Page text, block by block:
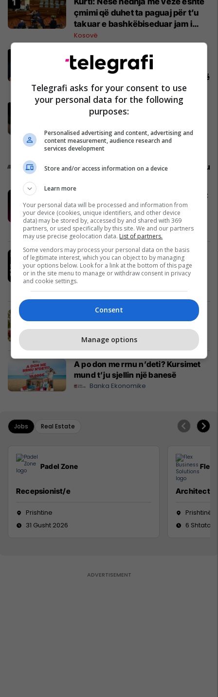
çmimi që duhet ta paguaj për t’u
takuar e bashkëbiseduar jam i
lumtur ta bëj këtë
Kosovë
Kurti pas takimit me Abdixhikun:
Kemi dallim drastik mes rezultatit
zgjedhor dhe kërkesave të LDK-së
Politikë
Deda: Nëse deri nesër nuk
konstituohet Kuvendi, të gjithë
deputetët do të bëjnë shkelje të
rëndë kushtetuese
Politikë
Promo Reklamo këtu
Konkurset e javës në Telegrafi Jobs:
Mundësi të reja për zhvillimin tuaj
profesional
Telegrafi Jobs
IPKO, Sponsor i Artë i DokuFest
2026, mbështet filmin dhe
frymëzon gjeneratën e re të
Pashtetat MEKA - zgjedhje praktike
MEKA HALAL FOOD
A po don me rrnu n’deti? Kursimet
mund t’ju sjellin një banesë
Banka Ekonomike
Jobs Real Estate
Padel Zone
Recepsionist/e
Prishtine
31 Gusht 2026
Flex
Architect
Prishtinë
6 Shtator
Telegrafi asks for your consent to use
your personal data for the following
purposes:
Personalised advertising and content, advertising and
content measurement, audience research and
services development
Store and/or access information on a device
Learn more
Your personal data will be processed and information from
your device (cookies, unique identifiers, and other device
data) may be stored by, accessed by and shared with 369
partners, or used specifically by this site. We and our partners
may use precise geolocation data. List of partners.
Some vendors may process your personal data on the basis
of legitimate interest, which you can object to by managing
your options below. Look for a link at the bottom of this page
or in the site menu to manage or withdraw consent in privacy
and cookie settings.
Consent
Manage options